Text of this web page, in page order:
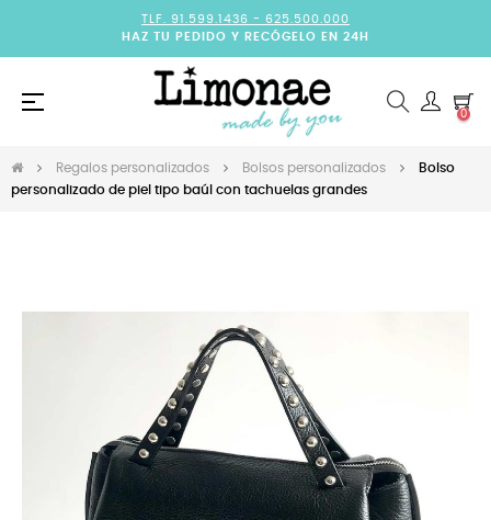
TLF. 91.599.1436 - 625.500.000
HAZ TU PEDIDO Y RECÓGELO EN 24H
Navegación
☰
0
Regalos personalizados Bolsos personalizados
Bolso
personalizado de piel tipo baúl con tachuelas grandes